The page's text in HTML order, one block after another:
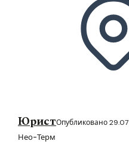
ЮристОпубликовано 29.07
Нео-Терм